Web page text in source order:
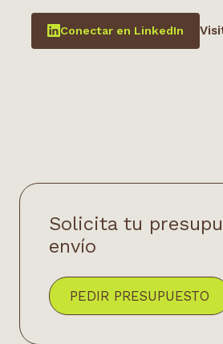
Conectar en LinkedIn
Solicita tu
envío
PEDIR PRESUPUESTO